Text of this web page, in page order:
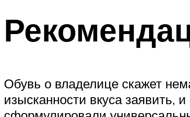
Обувь о владелице скажет
изысканности вкуса заявить,